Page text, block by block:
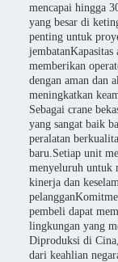
mencapai hingga
yang besar di
penting untuk
memberikan
dengan aman dan
meningkatkan
Sebagai crane
yang sangat baik
peralatan
baru.Setiap unit
menyeluruh untuk
kinerja dan
pembeli dapat
lingkungan yang
Diproduksi di
dari keahlian